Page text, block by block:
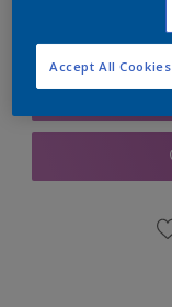
Accept All Cookies